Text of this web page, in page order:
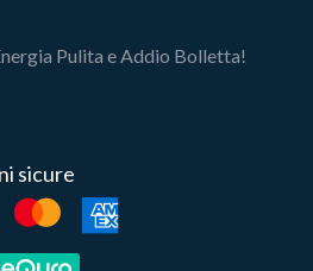
Pulita e Addio Bolletta!
sicure